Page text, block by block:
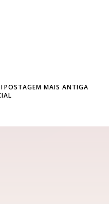
POSTAGEM MAIS ANTIGA